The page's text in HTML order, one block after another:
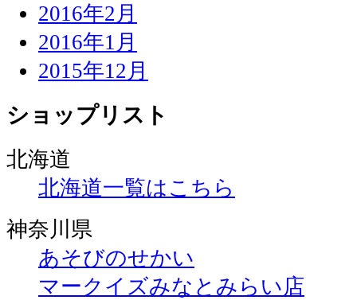
2016年2月
2016年1月
2015年12月
ショップリスト
北海道
北海道一覧はこちら
神奈川県
あそびのせかい
マークイズみなとみらい店